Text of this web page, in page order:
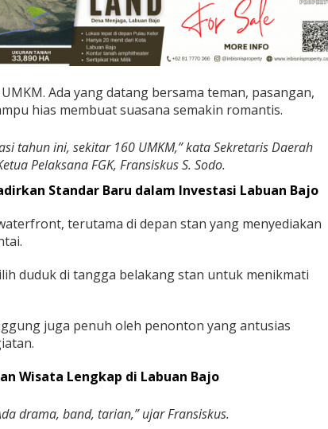
Ada yang datang bersama teman, pasangan,
hias membuat suasana semakin romantis.
tahun ini, sekitar 160 UMKM,” kata Sekretaris Daerah
Pelaksana FGK, Fransiskus S. Sodo.
Standar Baru dalam Investasi Labuan Bajo
terutama di depan stan yang menyediakan
duduk di tangga belakang stan untuk menikmati
juga penuh oleh penonton yang antusias
Wisata Lengkap di Labuan Bajo
drama, band, tarian,” ujar Fransiskus.